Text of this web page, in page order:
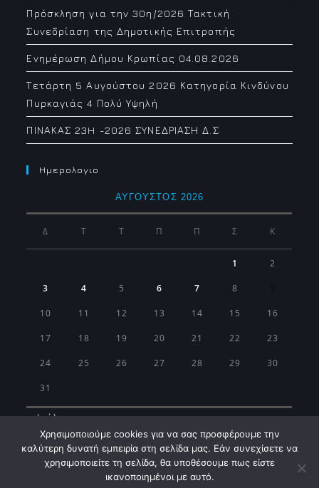
Πρόσκληση για την 30η/2026 Τακτική
Συνεδρίαση της Δημοτικής Επιτροπής
Ενημέρωση Δήμου Κρωπίας 04.08.2026
Τετάρτη 5 Αυγούστου 2026 Κατηγορία Κινδύνου
Πυρκαγιάς 4 Πολύ Υψηλή
ΠΙΝΑΚΑΣ 23H -2026 ΣΥΝΕΔΡΙΑΣΗ Δ.Σ
Ημερολογιο
ΑΎΓΟΥΣΤΟΣ 2026
Δ Τ Τ Π Π Σ Κ
1 2
3 4 5 6 7 8
10 11 12 13 14 15 16
17 18 19 20 21 22 23
24 25 26 27 28 29 30
31
« Ιούλ
Χρησιμοποιούμε cookies για να σας προσφέρουμε την
καλύτερη δυνατή εμπειρία στη σελίδα μας. Εάν συνεχίσετε να
χρησιμοποιείτε τη σελίδα, θα υποθέσουμε πως είστε
ικανοποιημένοι με αυτό.